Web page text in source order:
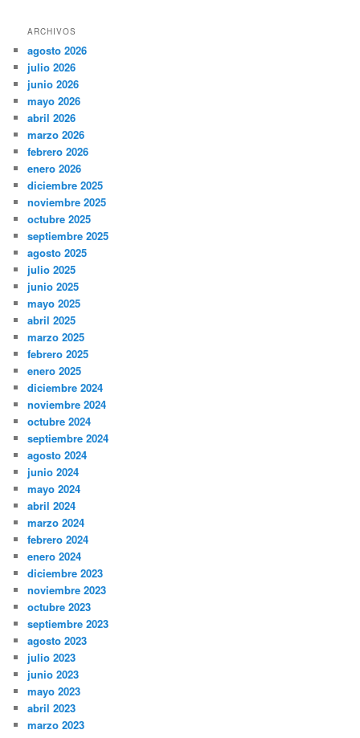
ARCHIVOS
agosto 2026
julio 2026
junio 2026
mayo 2026
abril 2026
marzo 2026
febrero 2026
enero 2026
diciembre 2025
noviembre 2025
octubre 2025
septiembre 2025
agosto 2025
julio 2025
junio 2025
mayo 2025
abril 2025
marzo 2025
febrero 2025
enero 2025
diciembre 2024
noviembre 2024
octubre 2024
septiembre 2024
agosto 2024
junio 2024
mayo 2024
abril 2024
marzo 2024
febrero 2024
enero 2024
diciembre 2023
noviembre 2023
octubre 2023
septiembre 2023
agosto 2023
julio 2023
junio 2023
mayo 2023
abril 2023
marzo 2023